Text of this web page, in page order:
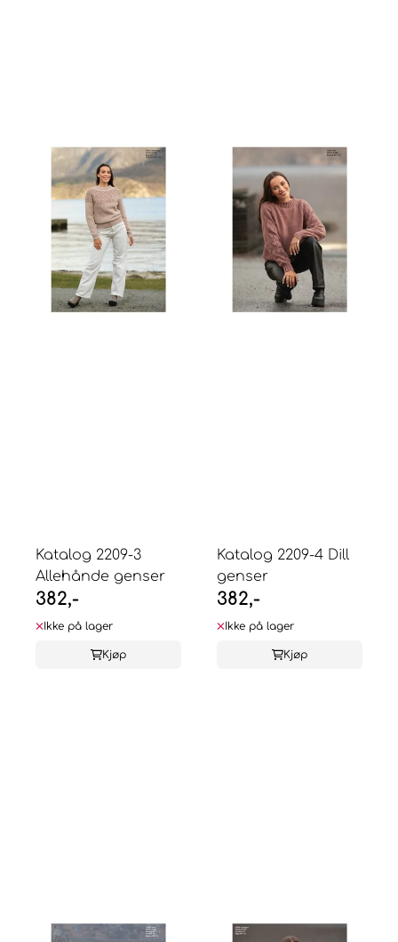
Katalog 2209-3
Allehånde genser
382,-
Ikke på lager
Kjøp
Katalog 2209-4 Dill
genser
382,-
Ikke på lager
Kjøp